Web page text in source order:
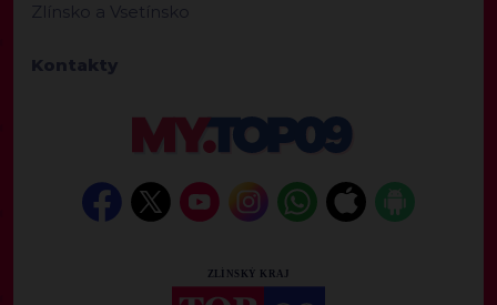
Zlínsko a Vsetínsko
Kontakty